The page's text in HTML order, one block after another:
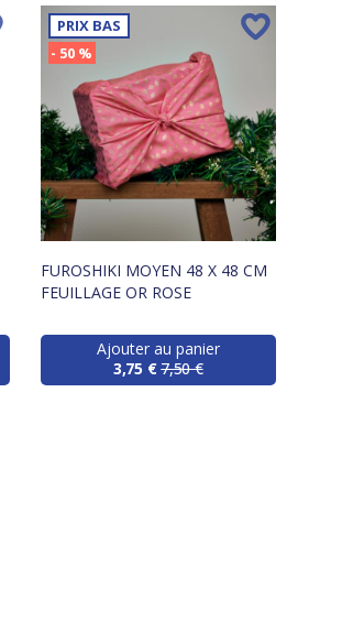
PRIX BAS
- 50 %
FUROSHIKI MOYEN 48 X 48 CM
FEUILLAGE OR ROSE
Ajouter au panier
3,75 € 7,50 €